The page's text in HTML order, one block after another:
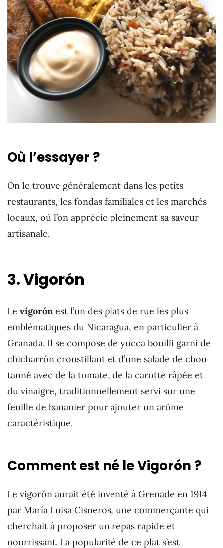
Où l’essayer ?
On le trouve généralement dans les petits
restaurants, les fondas familiales et les marchés
locaux, où l’on apprécie pleinement sa saveur
artisanale.
3.Vigorón
Le vigorónest l’un des plats de rue les plus
emblématiques du Nicaragua, en particulier à
Granada. Il se compose de yucca bouilli garni de
chicharrón croustillant et d’une salade de chou
tanné avec de la tomate, de la carotte râpée et
du vinaigre, traditionnellement servi sur une
feuille de bananier pour ajouter un arôme
caractéristique.
Comment est né le Vigorón ?
Le vigorón aurait été inventé à Grenade en 1914
par María Luisa Cisneros, une commerçante qui
cherchait à proposer un repas rapide et
nourrissant. La popularité de ce plat s’est